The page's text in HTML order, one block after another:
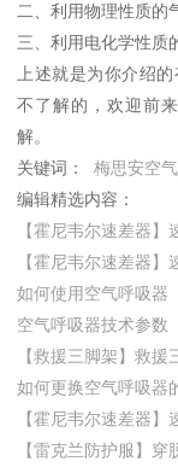
二、利用物理性质的
三、利用电化学性质
上述就是为你介绍
不了解的，欢迎前
解。
关键词：梅思安空
编辑精选内容：
【霍尼韦尔速差器】
【霍尼韦尔速差器】
如何使用空气呼吸器
空气呼吸器技术参数
【救援三脚架】救援
如何更换空气呼吸器
【霍尼韦尔速差器】
【雷克兰防护服】